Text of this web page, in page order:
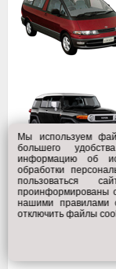
Мы используем
большего
информацию об
обработки
пользоваться
проинформированы
нашими правилами
отключить файлы